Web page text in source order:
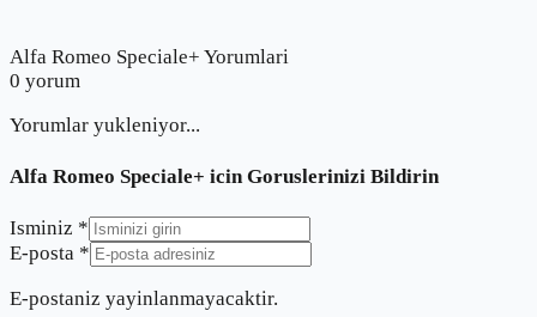
Alfa Romeo Speciale+ Yorumlari
0 yorum
Yorumlar yukleniyor...
Alfa Romeo Speciale+ icin Goruslerinizi Bildirin
Isminiz *
E-posta *
E-postaniz yayinlanmayacaktir.